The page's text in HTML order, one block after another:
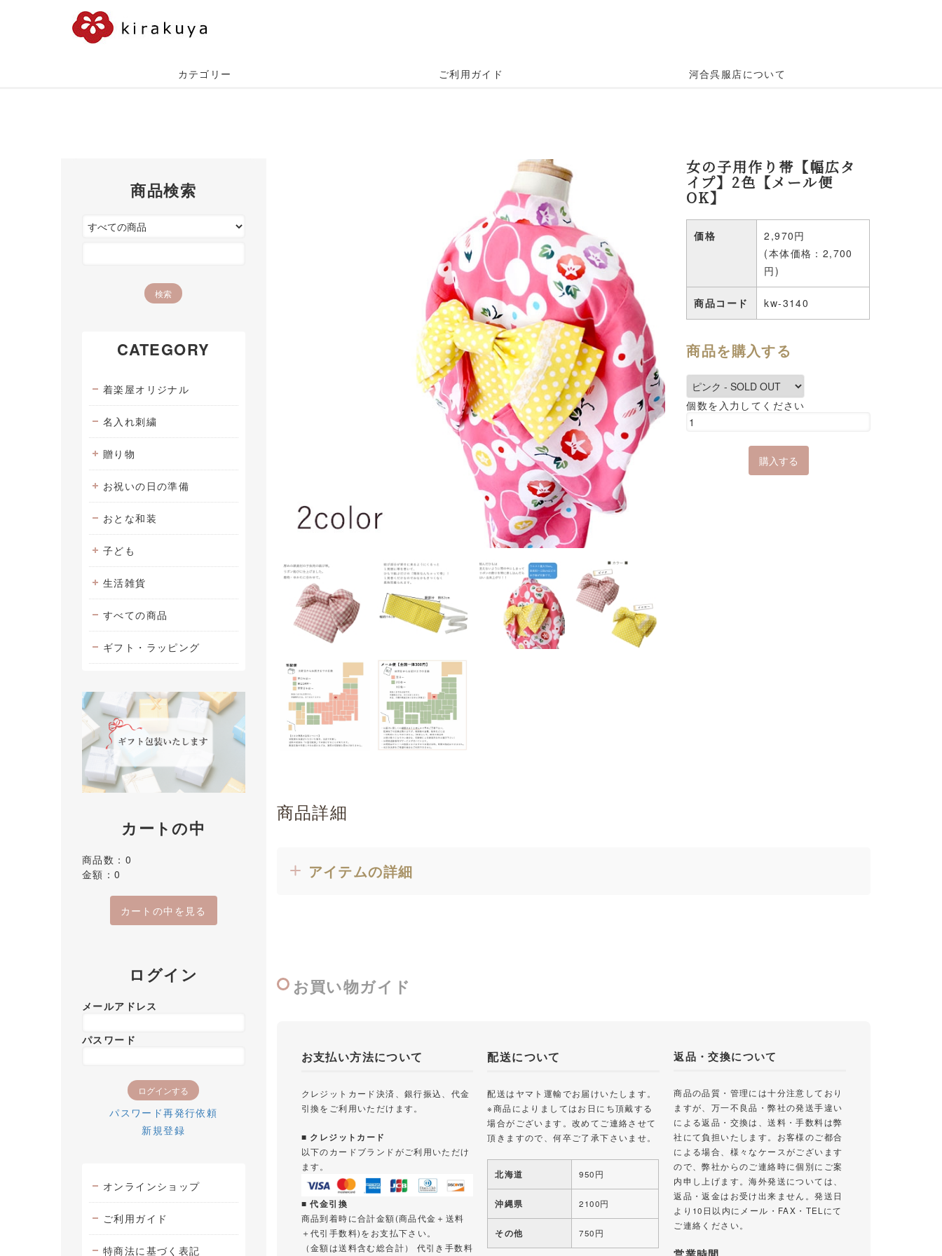
カテゴリー ご利用ガイド 河合呉服店について
商品検索
CATEGORY
着楽屋オリジナル
名入れ刺繍
贈り物
お祝いの日の準備
おとな和装
子ども
生活雑貨
すべての商品
ギフト・ラッピング
カートの中
商品数：0
金額：0
カートの中を見る
ログイン
メールアドレス
パスワード
パスワード再発行依頼
新規登録
オンラインショップ
ご利用ガイド
特商法に基づく表記
女の子用作り帯【幅広タ
イプ】2色【メール便
OK】
価格
2,970円
(本体価格：2,700
円)
商品コード kw-3140
商品を購入する
個数を入力してください
商品詳細
アイテムの詳細
お買い物ガイド
お支払い方法について
クレジットカード決済、銀行振込、代金
引換をご利用いただけます。
■ クレジットカード
以下のカードブランドがご利用いただけ
ます。
■ 代金引換
商品到着時に合計金額(商品代金＋送料
＋代引手数料)をお支払下さい。
（金額は送料含む総合計） 代引き手数料
配送について
配送はヤマト運輸でお届けいたします。
※商品によりましてはお日にち頂戴する
場合がございます。改めてご連絡させて
頂きますので、何卒ご了承下さいませ。
北海道 950円
沖縄県 2100円
その他 750円
返品・交換について
商品の品質・管理には十分注意しており
ますが、万一不良品・弊社の発送手違い
による返品・交換は、送料・手数料は弊
社にて負担いたします。お客様のご都合
による場合、様々なケースがございます
ので、弊社からのご連絡時に個別にご案
内申し上げます。海外発送については、
返品・返金はお受け出来ません。発送日
より10日以内にメール・FAX・TELにて
ご連絡ください。